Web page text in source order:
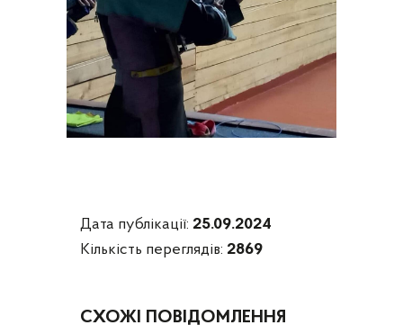
Дата публікації: 25.09.2024
Кількість переглядів: 2869
СХОЖІ ПОВІДОМЛЕННЯ